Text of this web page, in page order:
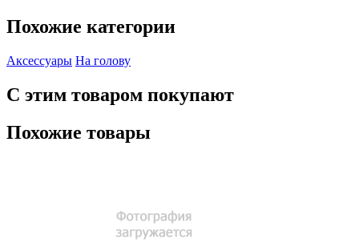
Похожие категории
Аксессуары На голову
С этим товаром покупают
Похожие товары